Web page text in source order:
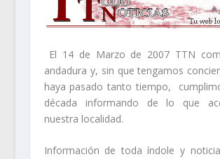
El 14 de Marzo de 2007 TTN
andadura y, sin que tengamos
haya pasado tanto tiempo,
década informando de lo que
nuestra localidad.
Información de toda índole y